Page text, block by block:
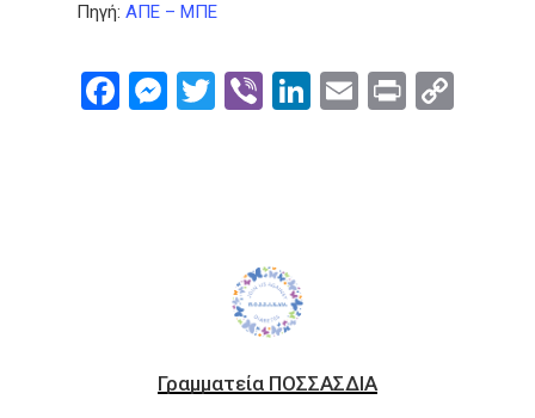
Πηγή: ΑΠΕ – ΜΠΕ
Facebook
Messenger
Twitter
ViberLinkedIn
Email
Print
Γραμματεία ΠΟΣΣΑΣΔΙΑ